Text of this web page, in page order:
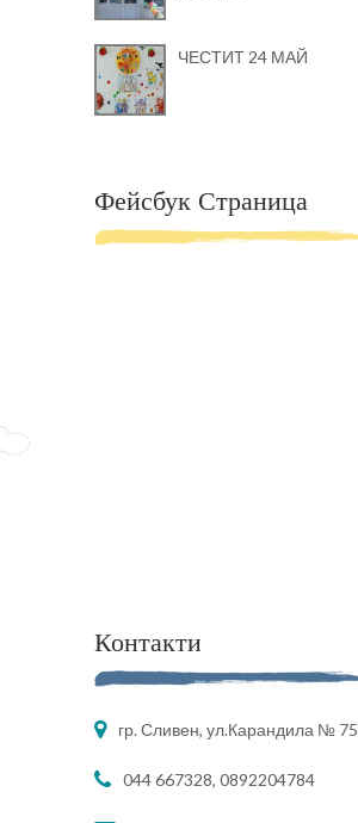
ЧЕСТИТ 24 МАЙ
Фейсбук Страница
Контакти
гр. Сливен, ул.Карандила № 75
044 667328, 0892204784